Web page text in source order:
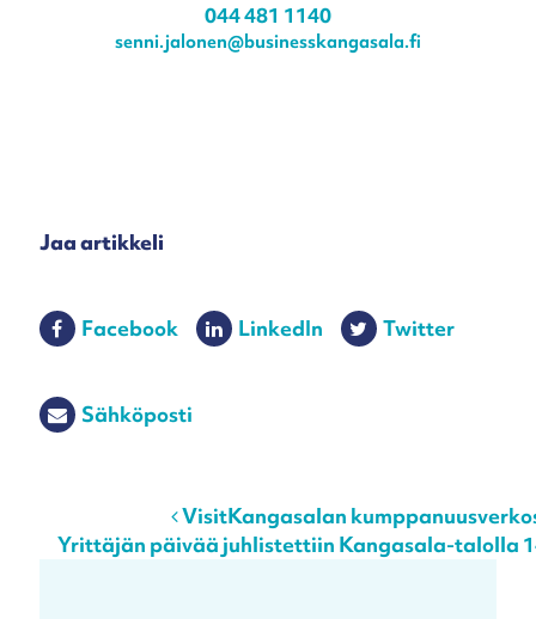
044 481 1140
senni.jalonen@businesskangasala.fi
Jaa artikkeli
Facebook LinkedIn Twitter
Sähköposti
Post navigation
VisitKangasalan
Yrittäjän päivää juhlistettiin Kangasala-talolla